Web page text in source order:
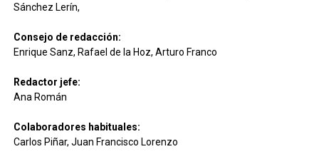
Sánchez Lerín,
Consejo de redacción:
Enrique Sanz, Rafael de la Hoz, Arturo Franco
Redactor jefe:
Ana Román
Colaboradores habituales:
Carlos Piñar, Juan Francisco Lorenzo